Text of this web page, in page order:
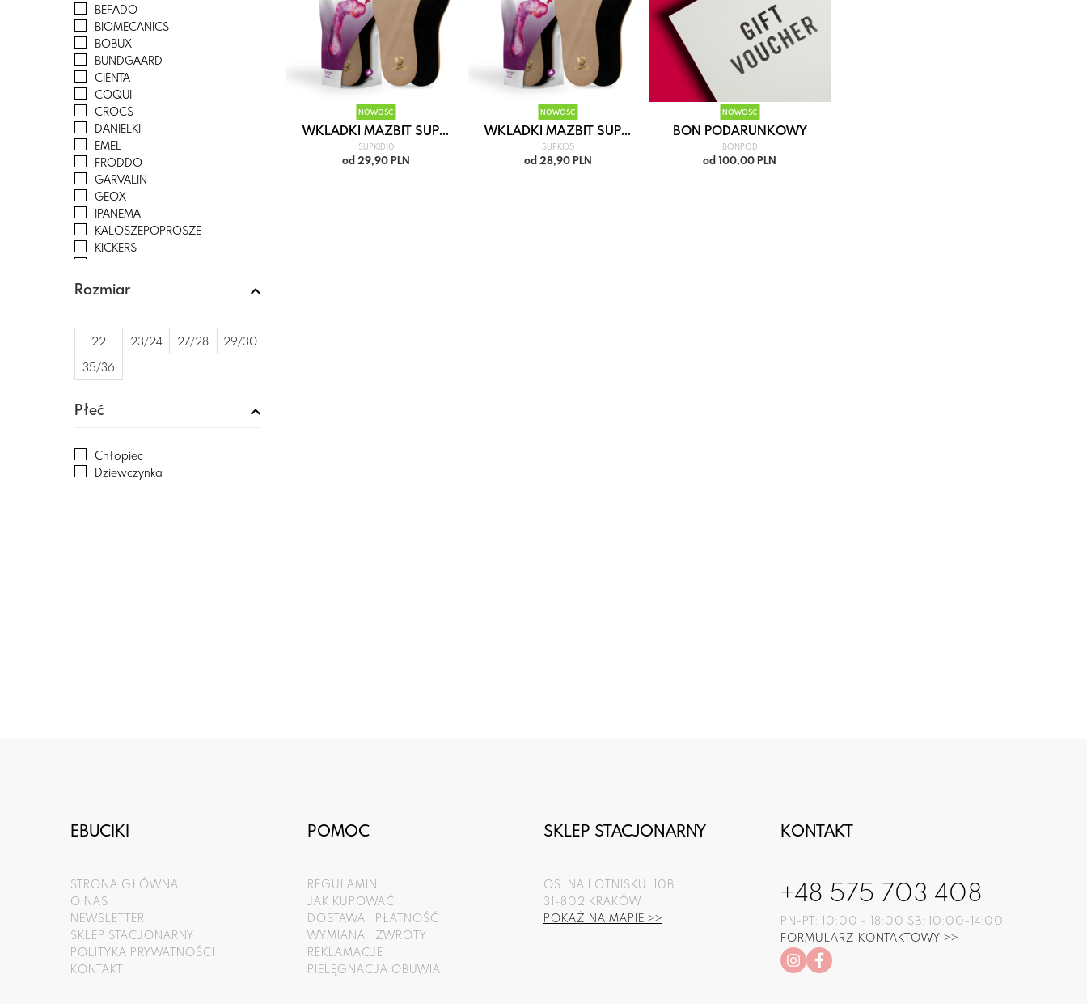
BEFADO
BIOMECANICS
BOBUX
BUNDGAARD
CIENTA
COQUI
CROCS
DANIELKI
EMEL
FRODDO
GARVALIN
GEOX
IPANEMA
KALOSZEPOPROSZE
KICKERS
LEMIGO
MRUGAŁA
OBEX
PRIMIGI
RAWEKS
Rozmiar
22 23/24 27/28 29/30
35/36
Płeć
Chłopiec
Dziewczynka
NOWOŚĆ
WKLADKI MAZBIT SUP...
SUPKID10
od 29,90 PLN
NOWOŚĆ
WKLADKI MAZBIT SUP...
SUPKID5
od 28,90 PLN
NOWOŚĆ
BON PODARUNKOWY
BONPOD
od 100,00 PLN
EBUCIKI
STRONA GŁÓWNA
O NAS
NEWSLETTER
SKLEP STACJONARNY
POLITYKA PRYWATNOŚCI
KONTAKT
POMOC
REGULAMIN
JAK KUPOWAĆ
DOSTAWA I PŁATNOŚĆ
WYMIANA I ZWROTY
REKLAMACJE
PIELĘGNACJA OBUWIA
SKLEP STACJONARNY
OS. NA LOTNISKU 10B
31-802 KRAKÓW
POKAŻ NA MAPIE >>
KONTAKT
+48 575 703 408
PN-PT: 10:00 - 18:00 SB: 10:00-14:00
FORMULARZ KONTAKTOWY >>